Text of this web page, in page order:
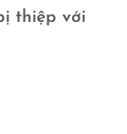
thiệp với